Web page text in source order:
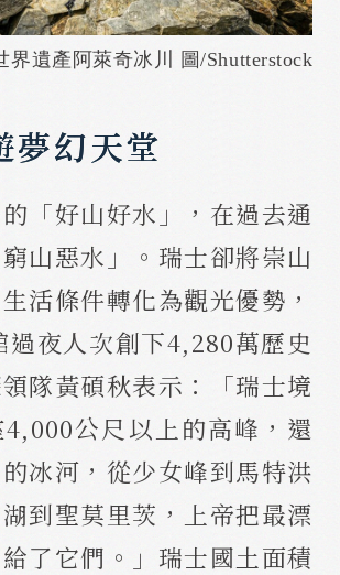
界遺產阿萊奇冰川 圖/Shutterstock
夢幻天堂
「好山好水」，在過去通
山惡水」。瑞士卻將崇山
活條件轉化為觀光優勢，
過夜人次創下4,280萬歷史
隊黃碩秋表示：「瑞士境
公尺以上的高峰，還
冰河，從少女峰到馬特洪
到聖莫里茨，上帝把最漂
了它們。」瑞士國土面積